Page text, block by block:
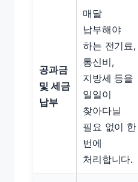
공과금
및 세금
납부
매달
납부해야
하는 전기료,
통신비,
지방세 등을
일일이
찾아다닐
필요 없이 한
번에
처리합니다.